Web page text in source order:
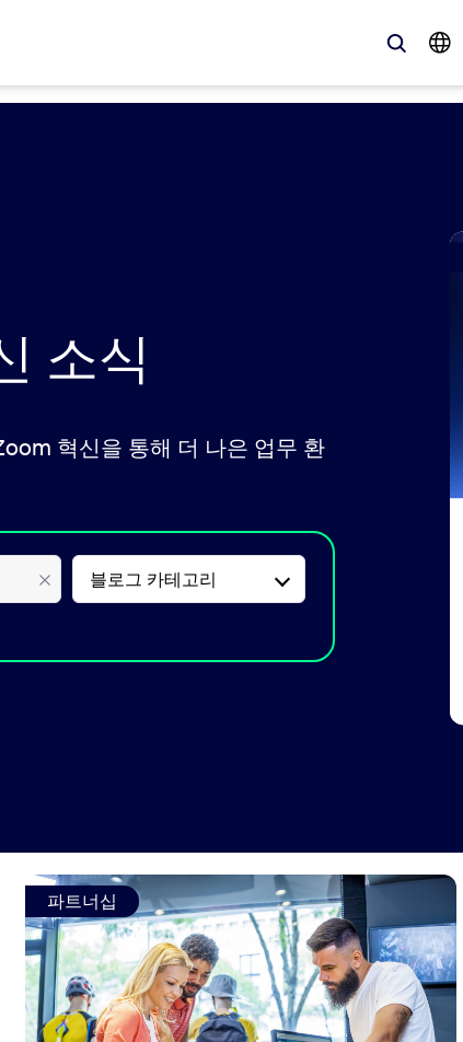
Center
소식
혁신을 통해 더 나은 업무 환
블로그 카테고리
view: 고객 경험 혁신을 주도하기 위한 파트너십
파트너십